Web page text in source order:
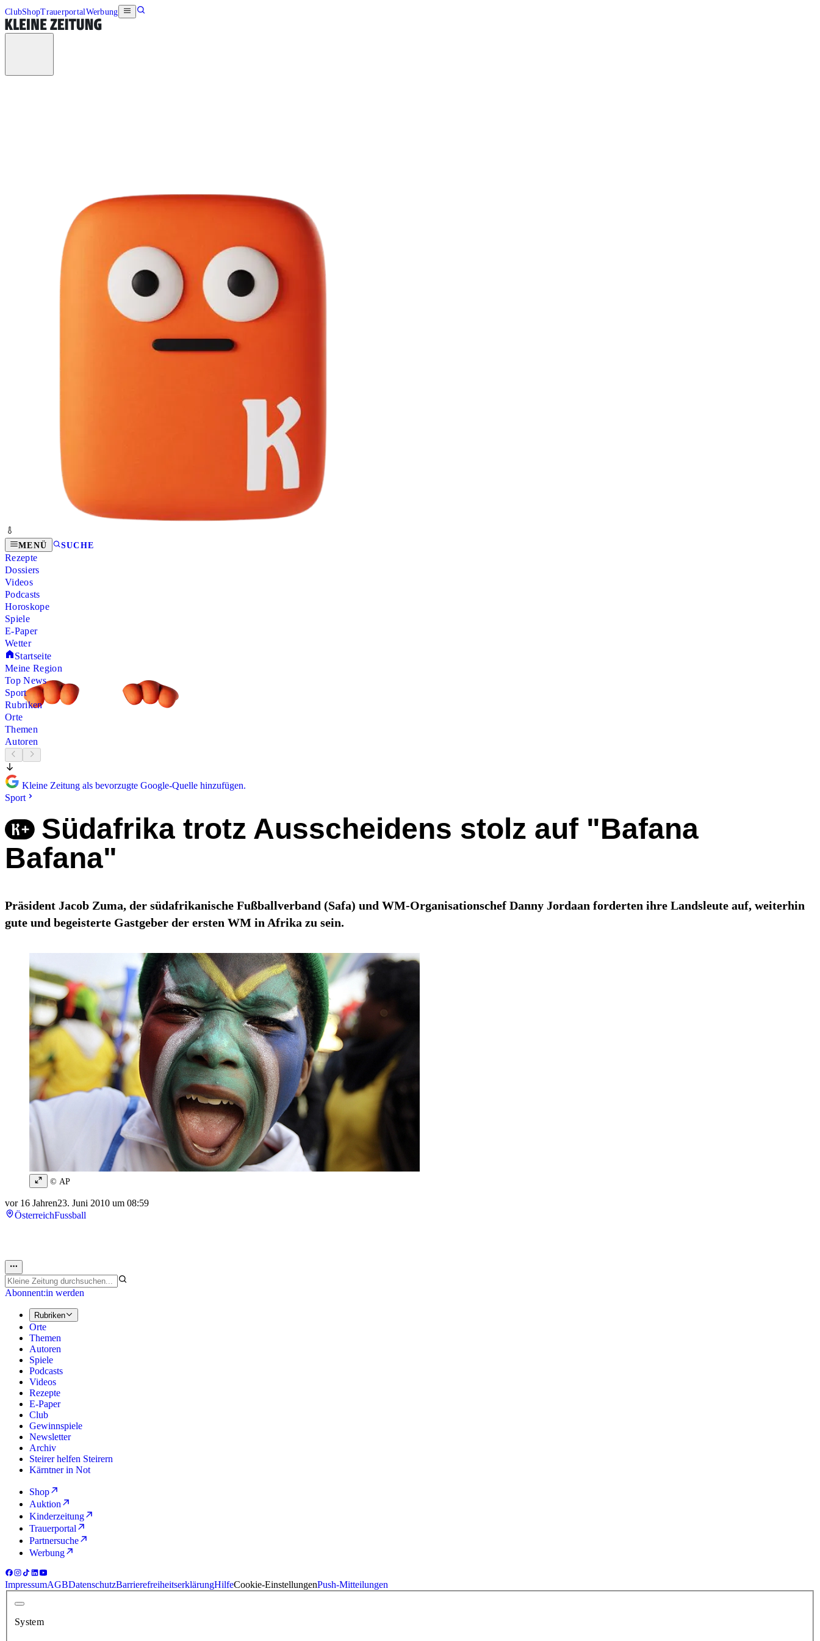
ClubShopTrauerportalWerbung
MENÜ SUCHE
Rezepte
Dossiers
Videos
Podcasts
Horoskope
Spiele
E-Paper
Wetter
Startseite
Meine Region
Top News
Sport
Rubriken
Orte
Themen
Autoren
Kleine Zeitung als bevorzugte Google-Quelle hinzufügen.
Sport
Südafrika trotz Ausscheidens stolz auf "Bafana
Bafana"
Präsident Jacob Zuma, der südafrikanische Fußballverband (Safa) und WM-Organisationschef Danny Jordaan forderten ihre Landsleute auf, weiterhin
gute und begeisterte Gastgeber der ersten WM in Afrika zu sein.
© AP
vor 16 Jahren23. Juni 2010 um 08:59
ÖsterreichFussball
Abonnent:in werden
Rubriken
Orte
Themen
Autoren
Spiele
Podcasts
Videos
Rezepte
E-Paper
Club
Gewinnspiele
Newsletter
Archiv
Steirer helfen Steirern
Kärntner in Not
Shop
Auktion
Kinderzeitung
Trauerportal
Partnersuche
Werbung
ImpressumAGBDatenschutzBarrierefreiheitserklärungHilfeCookie-EinstellungenPush-Mitteilungen
System